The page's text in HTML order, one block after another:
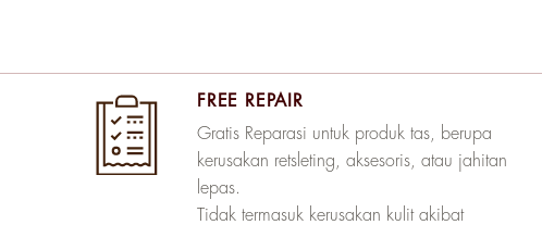
FREE REPAIR
Gratis Reparasi untuk produk tas, berupa
kerusakan retsleting, aksesoris, atau jahitan
lepas.
Tidak termasuk kerusakan kulit akibat